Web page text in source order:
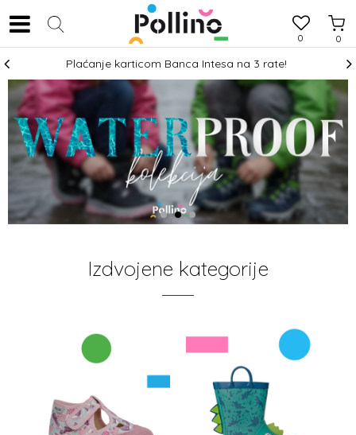
0
0
Plaćanje karticom Banca Intesa na 3 rate!
1 2 3
Izdvojene kategorije